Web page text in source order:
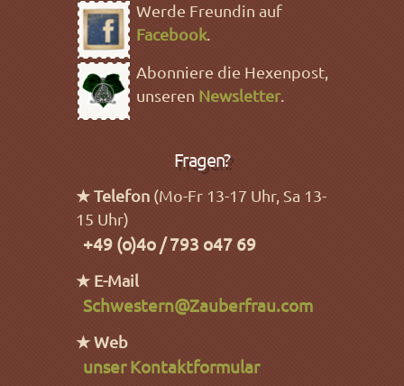
Werde Freundin auf
Facebook.
Abonniere die Hexenpost,
unseren Newsletter.
Fragen?
★ Telefon (Mo-Fr 13-17 Uhr, Sa 13-
15 Uhr)
+49 (o)4o / 793 o47 69
★ E-Mail
Schwestern@Zauberfrau.com
★ Web
unser Kontaktformular